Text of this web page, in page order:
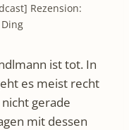
Rezension:
ist tot. In
es meist recht
gerade
mit dessen